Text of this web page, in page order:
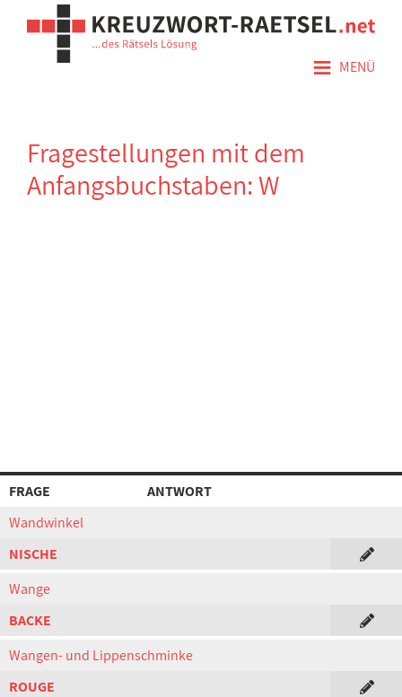
≡ MENÜ
Fragestellungen mit dem
Anfangsbuchstaben: W
FRAGE
ANTWORT
Wandwinkel
NISCHE
Wange
BACKE
Wangen- und Lippenschminke
ROUGE